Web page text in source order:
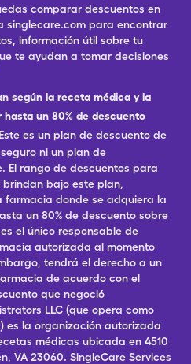
comparar descuentos en
singlecare.com para encontrar
información útil sobre tu
te ayudan a tomar decisiones
según la receta médica y la
un 80% de descuento
Este es un plan de descuento de
ni un plan de
El rango de descuentos para
bajo este plan,
farmacia donde se adquiera la
un 80% de descuento sobre
el único responsable de
autorizada al momento
tendrá el derecho a un
de acuerdo con el
que negoció
LLC (que opera como
es la organización autorizada
médicas ubicada en 4510
VA 23060. SingleCare Services